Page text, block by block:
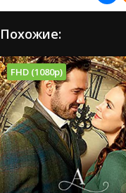
Похожие:
FHD (1080p)